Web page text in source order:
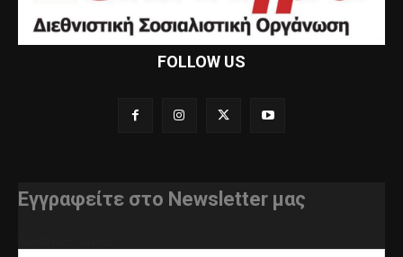
FOLLOW US
Εγγραφείτε στο Newsletter μας